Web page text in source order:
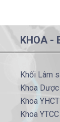
KHOA -
Khối Lâm
Khoa Dược
Khoa YHCT
Khoa YTCC